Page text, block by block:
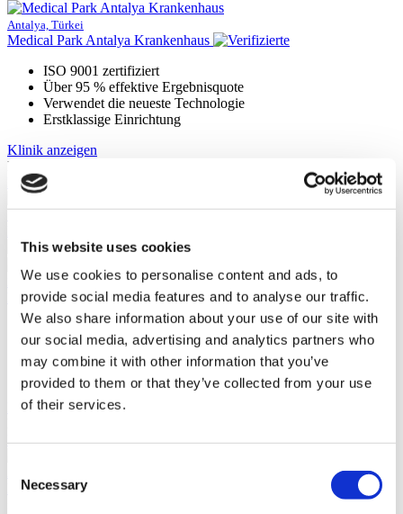
This website uses cookies
We use cookies to personalise content and ads, to
provide social media features and to analyse our traffic.
We also share information about your use of our site with
our social media, advertising and analytics partners who
may combine it with other information that you’ve
provided to them or that they’ve collected from your use
of their services.
Selection
Necessary
Antalya, Türkei
Medical Park Antalya Krankenhaus
ISO 9001 zertifiziert
Über 95 % effektive Ergebnisquote
Verwendet die neueste Technologie
Erstklassige Einrichtung
Klinik anzeigen
Bitte erkundigen Sie sich
Klinik Kontaktieren
12 Bewertungen
Istanbul, Türkei
Florence Nightingale Istanbul
Akkreditiert durch ISO, JCI und TÜV
Erstklassige Einrichtung
Folgt den neuesten Behandlungstrends
700 Bettenkapazität
Klinik anzeigen
Klinik Kontaktieren
Klinik Kontaktieren